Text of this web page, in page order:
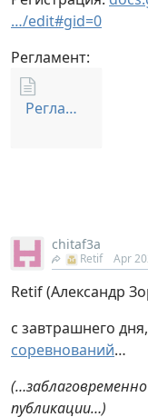
…/edit#gid=0
Регламент:
Регламент Старт SKIFF 2024.zip
chitaf3a
Retif Apr
Retif (Александр
с завтрашнего
соревнований…
публикации…)